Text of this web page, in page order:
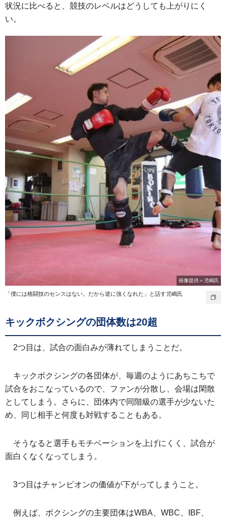
状況に比べると、競技のレベルはどうしても上がりにく
い。
画像提供＝児嶋氏
「僕には格闘技のセンスはない。だから逆に強くなれた」と話す児嶋氏
キックボクシングの団体数は20超
2つ目は、試合の面白みが薄れてしまうことだ。
キックボクシングの各団体が、毎週のようにあちこちで
試合をおこなっているので、ファンが分散し、会場は閑散
としてしまう。さらに、団体内で同階級の選手が少ないた
め、同じ相手と何度も対戦することもある。
そうなると選手もモチベーションを上げにくく、試合が
面白くなくなってしまう。
3つ目はチャンピオンの価値が下がってしまうこと。
例えば、ボクシングの主要団体はWBA、WBC、IBF、